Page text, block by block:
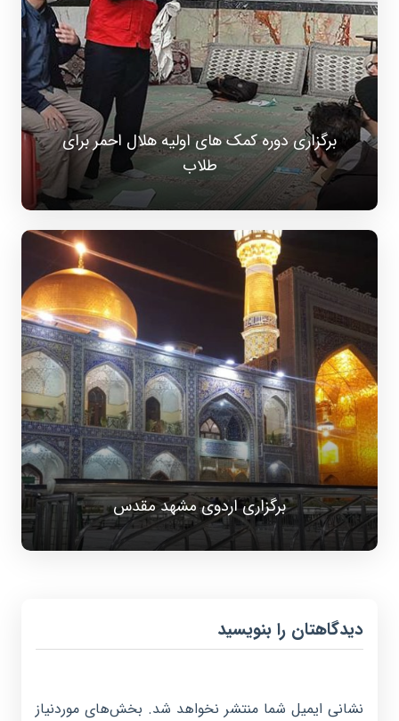
برگزاری دوره کمک های اولیه هلال احمر برای
طلاب
برگزاری اردوی مشهد مقدس
دیدگاهتان را بنویسید
نشانی ایمیل شما منتشر نخواهد شد. بخش‌های موردنیاز